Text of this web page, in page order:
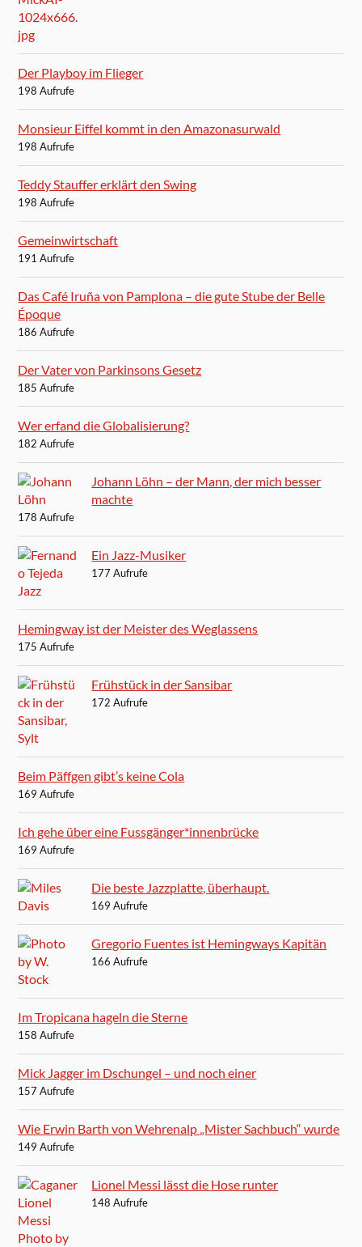
Der Playboy im Flieger
198 Aufrufe
Monsieur Eiffel kommt in den Amazonasurwald
198 Aufrufe
Teddy Stauffer erklärt den Swing
198 Aufrufe
Gemeinwirtschaft
191 Aufrufe
Das Café Iruña von Pamplona – die gute Stube der Belle
Époque
186 Aufrufe
Der Vater von Parkinsons Gesetz
185 Aufrufe
Wer erfand die Globalisierung?
182 Aufrufe
Johann Löhn – der Mann, der mich besser
machte
178 Aufrufe
Ein Jazz-Musiker
177 Aufrufe
Hemingway ist der Meister des Weglassens
175 Aufrufe
Frühstück in der Sansibar
172 Aufrufe
Beim Päffgen gibt’s keine Cola
169 Aufrufe
Ich gehe über eine Fussgänger*innenbrücke
169 Aufrufe
Die beste Jazzplatte, überhaupt.
169 Aufrufe
Gregorio Fuentes ist Hemingways Kapitän
166 Aufrufe
Im Tropicana hageln die Sterne
158 Aufrufe
Mick Jagger im Dschungel – und noch einer
157 Aufrufe
Wie Erwin Barth von Wehrenalp „Mister Sachbuch“ wurde
149 Aufrufe
Lionel Messi lässt die Hose runter
148 Aufrufe